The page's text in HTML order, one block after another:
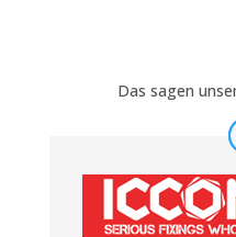
Das sagen